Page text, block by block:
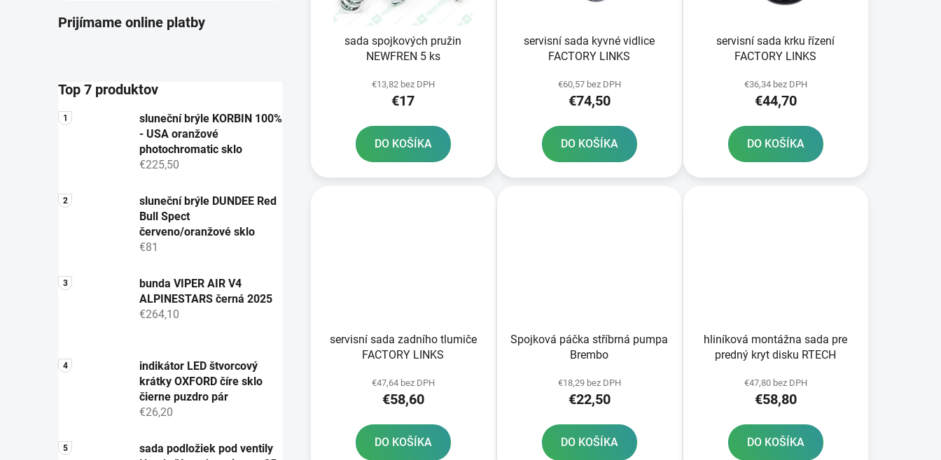
Prijímame online platby
Top 7 produktov
sluneční brýle KORBIN 100%
- USA oranžové
photochromatic sklo
€225,50
sluneční brýle DUNDEE Red
Bull Spect
červeno/oranžové sklo
€81
bunda VIPER AIR V4
ALPINESTARS černá 2025
€264,10
indikátor LED štvorcový
krátky OXFORD číre sklo
čierne puzdro pár
€26,20
sada podložiek pod ventily
sada spojkových pružin
NEWFREN 5 ks
€13,82 bez DPH
€17
DO KOŠÍKA
servisní sada kyvné vidlice
FACTORY LINKS
€60,57 bez DPH
€74,50
DO KOŠÍKA
servisní sada krku řízení
FACTORY LINKS
€36,34 bez DPH
€44,70
DO KOŠÍKA
servisní sada zadního tlumiče
FACTORY LINKS
€47,64 bez DPH
€58,60
DO KOŠÍKA
Spojková páčka stříbrná pumpa
Brembo
€18,29 bez DPH
€22,50
DO KOŠÍKA
hliníková montážna sada pre
predný kryt disku RTECH
€47,80 bez DPH
€58,80
DO KOŠÍKA